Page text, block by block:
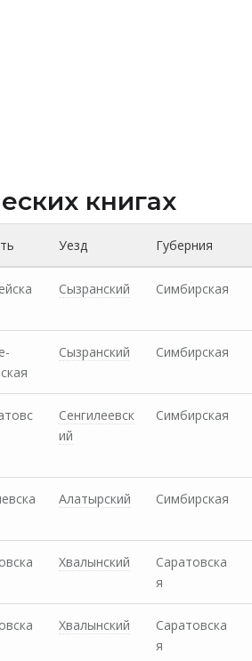
книгах
Уезд Губерния
Сызранский Симбирская
Сызранский Симбирская
Сенгилеевск
ий
Симбирская
Алатырский Симбирская
Хвалынский
Саратовска
я
Хвалынский
Саратовска
я